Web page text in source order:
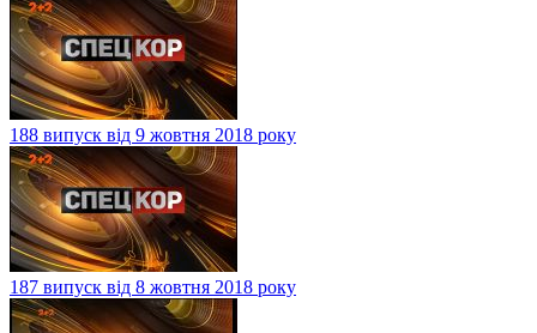
188 випуск від 9 жовтня 2018 року
187 випуск від 8 жовтня 2018 року